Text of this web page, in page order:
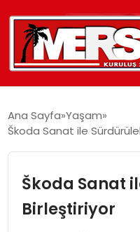
GÜNCEL
SAĞLIK
Ana Sayfa Yaşam
Škoda Sanat ile
Škoda Sanat
Birleştiriyor